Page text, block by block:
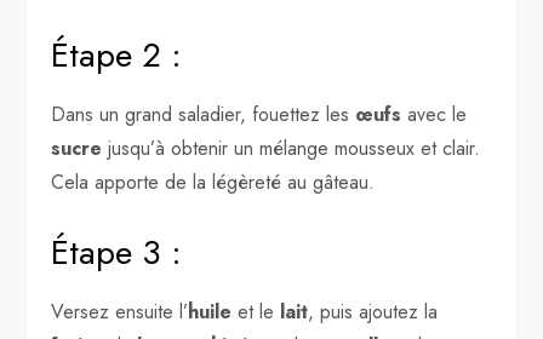
Étape 2 :
Dans un grand saladier, fouettez les œufs avec le
sucre jusqu’à obtenir un mélange mousseux et clair.
Cela apporte de la légèreté au gâteau.
Étape 3 :
Versez ensuite l’huile et le lait, puis ajoutez la